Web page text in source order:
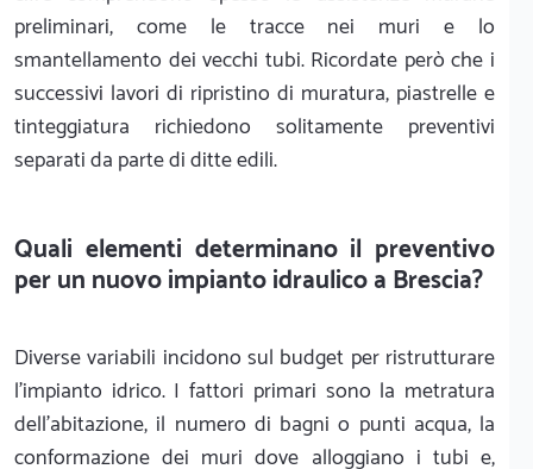
preliminari, come le tracce nei muri e lo
smantellamento dei vecchi tubi. Ricordate però che i
successivi lavori di ripristino di muratura, piastrelle e
tinteggiatura richiedono solitamente preventivi
separati da parte di ditte edili.
Quali elementi determinano il preventivo
per un nuovo impianto idraulico a Brescia?
Diverse variabili incidono sul budget per ristrutturare
l'impianto idrico. I fattori primari sono la metratura
dell'abitazione, il numero di bagni o punti acqua, la
conformazione dei muri dove alloggiano i tubi e,